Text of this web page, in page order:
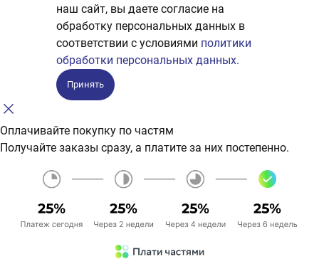
наш сайт, вы даете согласие на
обработку персональных данных в
соответствии с условиями политики
обработки персональных данных.
Принять
Оплачивайте покупку по частям
Получайте заказы сразу, а платите за них постепенно.